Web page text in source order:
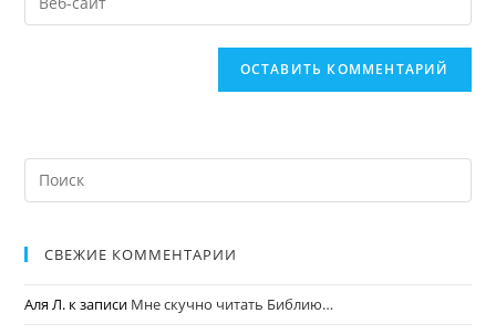
СВЕЖИЕ КОММЕНТАРИИ
Аля Л. к записи Мне скучно читать Библию…